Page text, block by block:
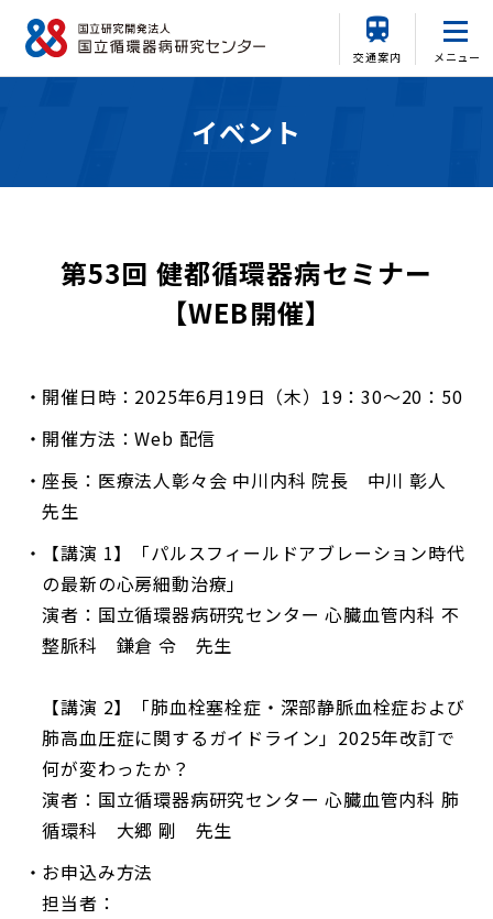
交通案内 メニュー
イベント
第53回 健都循環器病セミナー
【WEB開催】
開催日時：2025年6月19日（木）19：30～20：50
開催方法：Web 配信
座長：医療法人彰々会 中川内科 院長 中川 彰人
先生
【講演 1】「パルスフィールドアブレーション時代
の最新の心房細動治療」
演者：国立循環器病研究センター 心臓血管内科 不
整脈科 鎌倉 令 先生
【講演 2】「肺血栓塞栓症・深部静脈血栓症および
肺高血圧症に関するガイドライン」2025年改訂で
何が変わったか？
演者：国立循環器病研究センター 心臓血管内科 肺
循環科 大郷 剛 先生
お申込み方法
担当者：